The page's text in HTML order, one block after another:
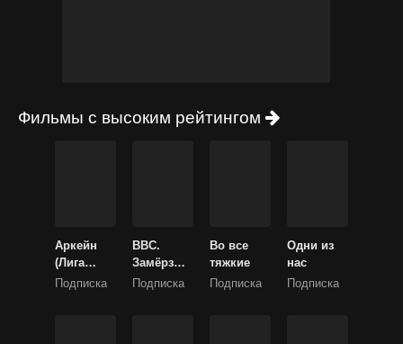
Фильмы с высоким рейтингом
Аркейн
(Лига
Легенд)
Подписка
BBC.
Замёрзша
я планета
Подписка
Во все
тяжкие
Подписка
Одни из
нас
Подписка